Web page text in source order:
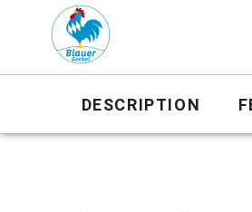
DESCRIPTION